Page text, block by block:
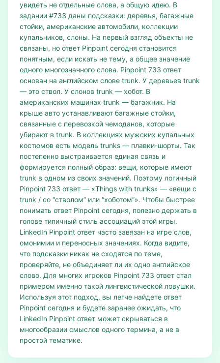
увидеть не отдельные слова, а общую идею. В
задании #733 даны подсказки: деревья, багажные
стойки, американские автомобили, коллекции
купальников, слоны. На первый взгляд объекты не
связаны, но ответ Pinpoint сегодня становится
понятным, если искать не тему, а общее значение
одного многозначного слова. Pinpoint 733 ответ
основан на английском слове trunk. У деревьев trunk
— это ствол. У слонов trunk — хобот. В
американских машинах trunk — багажник. На
крыше авто устанавливают багажные стойки,
связанные с перевозкой чемоданов, которые
убирают в trunk. В коллекциях мужских купальных
костюмов есть модель trunks — плавки-шорты. Так
постепенно выстраивается единая связь и
формируется полный образ: вещи, которые имеют
trunk в одном из своих значений. Поэтому логичный
Pinpoint 733 ответ — «Things with trunks» — «вещи с
trunk / со “стволом” или “хоботом”». Чтобы быстрее
понимать ответ Pinpoint сегодня, полезно держать в
голове типичный стиль ассоциаций этой игры.
LinkedIn Pinpoint ответ часто завязан на игре слов,
омонимии и переносных значениях. Когда видите,
что подсказки никак не сходятся по теме,
проверяйте, не объединяет ли их одно английское
слово. Для многих игроков Pinpoint 733 ответ стал
примером именно такой лингвистической ловушки.
Используя этот подход, вы легче найдете ответ
Pinpoint сегодня и будете заранее ожидать, что
LinkedIn Pinpoint ответ может скрываться в
многообразии смыслов одного термина, а не в
простой тематике.